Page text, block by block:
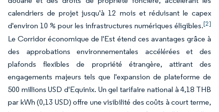
calendriers de projet jusqu'à 12 mois et réduisant le capex
d'environ 10 % pour les infrastructures numériques éligibles.[2]
Le Corridor économique de l'Est étend ces avantages grâce à
des approbations environnementales accélérées et des
plafonds flexibles de propriété étrangère, attirant des
engagements majeurs tels que l'expansion de plateforme de
500 millions USD d'Equinix. Un gel tarifaire national à 4,18 THB
par kWh (0,13 USD) offre une visibilité des coûts à court terme,